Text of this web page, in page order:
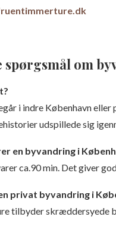
spørgsmål om
i indre København eller
udspillede sig
en byvandring i
ca.90 min. Det giver
privat byvandring i
tilbyder skræddersyede